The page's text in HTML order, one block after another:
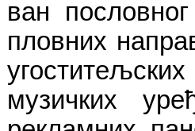
ван
пловних
музичких